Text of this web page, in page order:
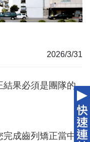
2026/3/31
結果必須是團隊的
成齒列矯正當中